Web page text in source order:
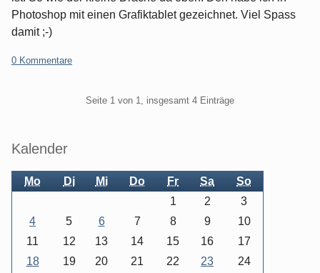
Photoshop mit einen Grafiktablet gezeichnet. Viel Spass
damit ;-)
0 Kommentare
Seite 1 von 1, insgesamt 4 Einträge
Seitenleiste
Kalender
Mo Di Mi Do Fr Sa So
1 2
3
4
5 6 7 8 9
10
11
12 13 14 15 16
17
18
19 20 21 22 23
24